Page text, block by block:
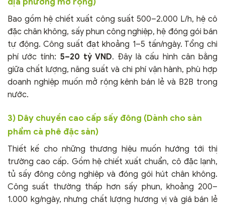
Bao gồm hệ chiết xuất công suất 500–2.000 L/h, hệ cô
đặc chân không, sấy phun công nghiệp, hệ đóng gói bán
tự động. Công suất đạt khoảng 1–5 tấn/ngày. Tổng chi
phí ước tính: 5–20 tỷ VND. Đây là cấu hình cân bằng
giữa chất lượng, năng suất và chi phí vận hành, phù hợp
doanh nghiệp muốn mở rộng kênh bán lẻ và B2B trong
nước.
3) Dây chuyền cao cấp sấy đông (Dành cho sản
phẩm cà phê đặc sản)
Thiết kế cho những thương hiệu muốn hướng tới thị
trường cao cấp. Gồm hệ chiết xuất chuẩn, cô đặc lạnh,
tủ sấy đông công nghiệp và đóng gói hút chân không.
Công suất thường thấp hơn sấy phun, khoảng 200–
1.000 kg/ngày, nhưng chất lượng hương vị và giá bán lẻ